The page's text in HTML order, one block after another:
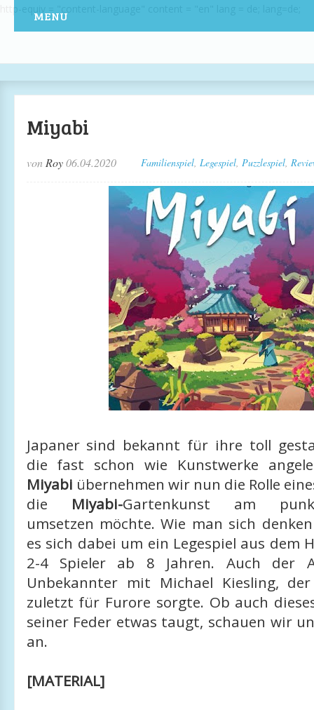
MENU
Miyabi
von Roy 06.04.2020 Familienspiel, Legespiel, Puzzlespiel,
Japaner sind bekannt für ihre toll
die fast schon wie Kunstwerke
Miyabi übernehmen wir nun die Rolle
die Miyabi-Gartenkunst am
umsetzen möchte. Wie man sich
es sich dabei um ein Legespiel aus dem
2-4 Spieler ab 8 Jahren. Auch der
Unbekannter mit Michael Kiesling,
zuletzt für Furore sorgte. Ob auch
seiner Feder etwas taugt, schauen wir
an.
[MATERIAL]